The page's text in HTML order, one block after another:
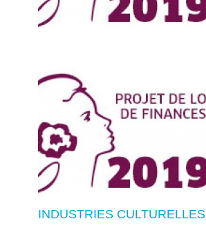
INDUSTRIES CULTURELLES